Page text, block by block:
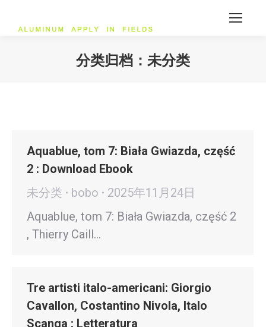
分类归档： 未分类
Aquablue, tom 7: Biała Gwiazda, część
2 : Download Ebook
未分类
bobo
2025年11月24日
Aquablue, tom 7: Biała Gwiazda, część 2
, Thierry Caill…
Tre artisti italo-americani: Giorgio
Cavallon, Costantino Nivola, Italo
Scanga : Letteratura